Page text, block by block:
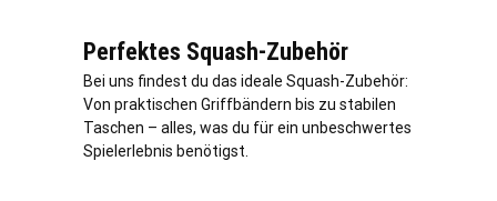
Perfektes Squash-Zubehör
Bei uns findest du das ideale Squash-Zubehör:
Von praktischen Griffbändern bis zu stabilen
Taschen – alles, was du für ein unbeschwertes
Spielerlebnis benötigst.